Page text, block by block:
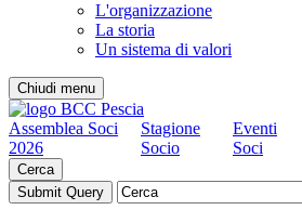
L'organizzazione
La storia
Un sistema di valori
Chiudi menu
Assemblea Soci
2026
Stagione
Socio
Eventi
Soci
Cerca